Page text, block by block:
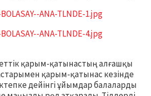
қарым-қатынастың алғашқы
қарым-қатынас кезінде
дейінгі ұйымдар балаларды